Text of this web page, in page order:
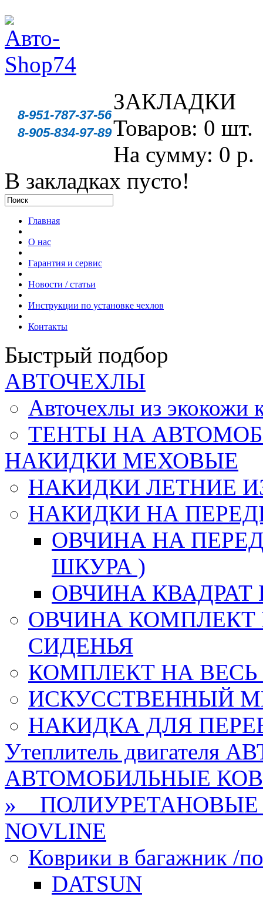
8-951-787-37-56
8-905-834-97-89
ЗАКЛАДКИ
Товаров: 0 шт.
На сумму: 0 р.
В закладках пусто!
Главная
О нас
Гарантия и сервис
Новости / статьи
Инструкции по установке чехлов
Контакты
Быстрый подбор
АВТОЧЕХЛЫ
Авточехлы из
ТЕНТЫ НА
НАКИДКИ МЕХОВЫЕ
НАКИДКИ ЛЕТНИЕ
НАКИДКИ НА
ОВЧИНА НА
ШКУРА )
ОВЧИНА КВАДРАТ
ОВЧИНА КОМПЛЕКТ
СИДЕНЬЯ
КОМПЛЕКТ НА
ИСКУССТВЕННЫЙ
НАКИДКА ДЛЯ
Утеплитель двигателя
АВТОМОБИЛЬНЫЕ
» ПОЛИУРЕТАНОВЫЕ
NOVLINE
Коврики в багажник /
DATSUN